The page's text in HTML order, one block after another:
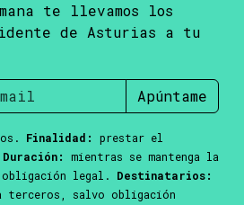
te llevamos los
de Asturias a tu
Apúntame
Finalidad:
prestar el
Duración:
mientras se mantenga la
legal. Destinatarios:
terceros, salvo obligación